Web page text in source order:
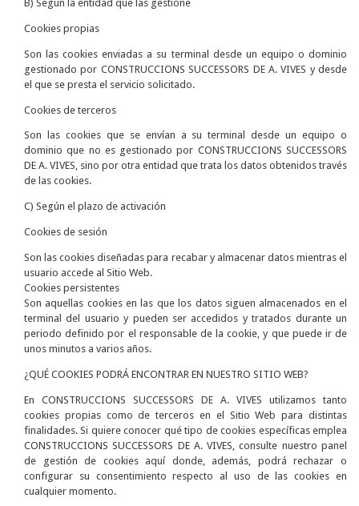
B) Según la entidad que las gestione
Cookies propias
Son las cookies enviadas a su terminal desde un equipo o dominio
gestionado por CONSTRUCCIONS SUCCESSORS DE A. VIVES y desde
el que se presta el servicio solicitado.
Cookies de terceros
Son las cookies que se envían a su terminal desde un equipo o
dominio que no es gestionado por CONSTRUCCIONS SUCCESSORS
DE A. VIVES, sino por otra entidad que trata los datos obtenidos través
de las cookies.
C) Según el plazo de activación
Cookies de sesión
Son las cookies diseñadas para recabar y almacenar datos mientras el
usuario accede al Sitio Web.
Cookies persistentes
Son aquellas cookies en las que los datos siguen almacenados en el
terminal del usuario y pueden ser accedidos y tratados durante un
periodo definido por el responsable de la cookie, y que puede ir de
unos minutos a varios años.
¿QUÉ COOKIES PODRÁ ENCONTRAR EN NUESTRO SITIO WEB?
En CONSTRUCCIONS SUCCESSORS DE A. VIVES utilizamos tanto
cookies propias como de terceros en el Sitio Web para distintas
finalidades. Si quiere conocer qué tipo de cookies específicas emplea
CONSTRUCCIONS SUCCESSORS DE A. VIVES, consulte nuestro panel
de gestión de cookies aquí donde, además, podrá rechazar o
configurar su consentimiento respecto al uso de las cookies en
cualquier momento.